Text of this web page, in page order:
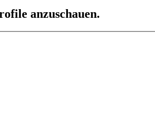
anzuschauen.